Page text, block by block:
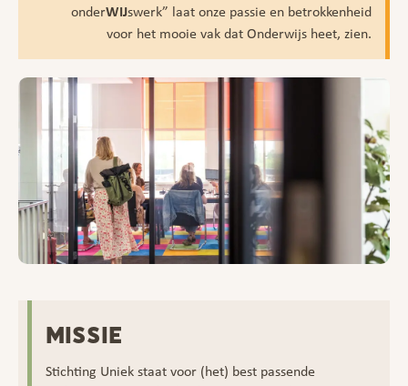
onderWIJswerk” laat onze passie en betrokkenheid
voor het mooie vak dat Onderwijs heet, zien.
MISSIE
Stichting Uniek staat voor (het) best passende